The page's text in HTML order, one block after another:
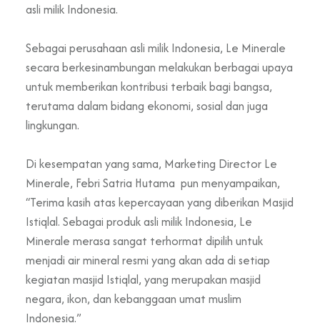
asli milik Indonesia.
Sebagai perusahaan asli milik Indonesia, Le Minerale
secara berkesinambungan melakukan berbagai upaya
untuk memberikan kontribusi terbaik bagi bangsa,
terutama dalam bidang ekonomi, sosial dan juga
lingkungan.
Di kesempatan yang sama, Marketing Director Le
Minerale, Febri Satria Hutama pun menyampaikan,
“Terima kasih atas kepercayaan yang diberikan Masjid
Istiqlal. Sebagai produk asli milik Indonesia, Le
Minerale merasa sangat terhormat dipilih untuk
menjadi air mineral resmi yang akan ada di setiap
kegiatan masjid Istiqlal, yang merupakan masjid
negara, ikon, dan kebanggaan umat muslim
Indonesia.”